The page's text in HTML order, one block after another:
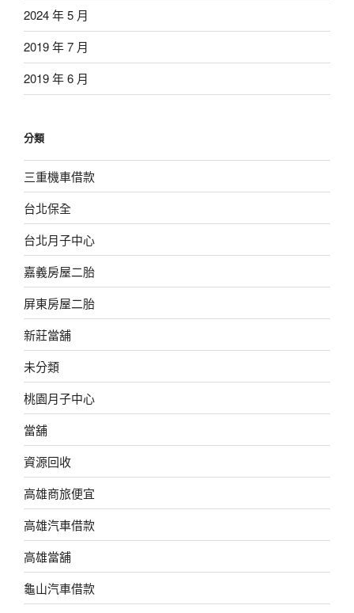
2024 年 5 月
2019 年 7 月
2019 年 6 月
分類
三重機車借款
台北保全
台北月子中心
嘉義房屋二胎
屏東房屋二胎
新莊當舖
未分類
桃園月子中心
當舖
資源回收
高雄商旅便宜
高雄汽車借款
高雄當舖
龜山汽車借款